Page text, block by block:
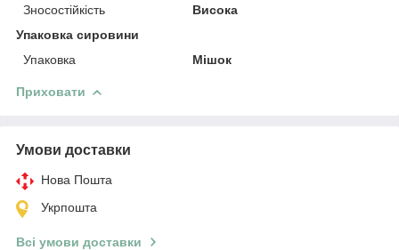
Зносостійкість
Висока
Упаковка сировини
Упаковка
Мішок
Приховати
Умови доставки
Нова Пошта
Укрпошта
Всі умови доставки